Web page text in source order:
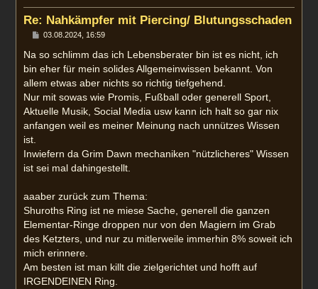
Re: Nahkämpfer mit Piercing/ Blutungsschaden
B
i
r
a
g
03.08.2024, 16:59
Na so schlimm das ich Lebensberater bin ist es nicht, ich
bin eher für mein solides Allgemeinwissen bekannt. Von
allem etwas aber nichts so richtig tiefgehend.
Nur mit sowas wie Promis, Fußball oder generell Sport,
Aktuelle Musik, Social Media usw kann ich halt so gar nix
anfangen weil es meiner Meinung nach unnützes Wissen
ist.
Inwiefern da Grim Dawn mechaniken "nützlicheres" Wissen
ist sei mal dahingestellt.
aaaber zurück zum Thema:
Shuroths Ring ist ne miese Sache, generell die ganzen
Elementar-Ringe droppen nur von den Magiern im Grab
des Ketzters, und nur zu mitlerweile immerhin 8% soweit ich
mich erinnere.
Am besten ist man killt die zielgerichtet und hofft auf
IRGENDEINEN Ring.